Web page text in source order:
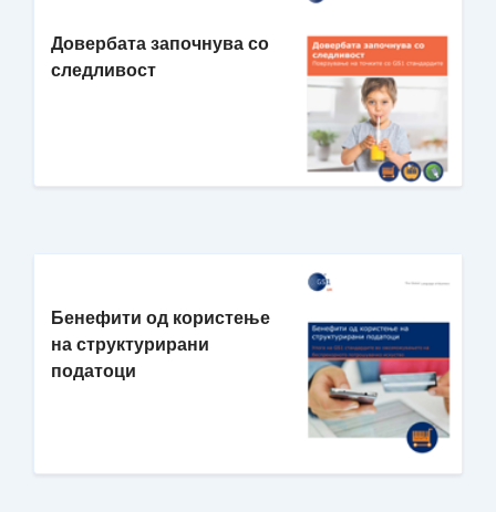
Довербата започнува со
следливост
Бенефити од користење
на структурирани
податоци